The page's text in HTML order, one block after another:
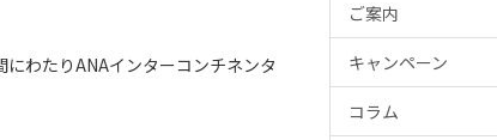
わたりANAインターコンチネンタ
ご案内
キャンペーン
コラム